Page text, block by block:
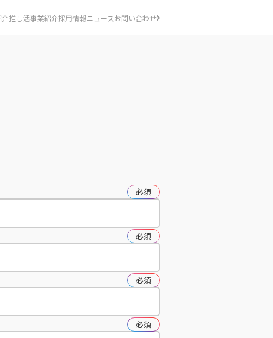
推し活事業紹介採用情報ニュースお問い合わせ
必須
必須
必須
必須